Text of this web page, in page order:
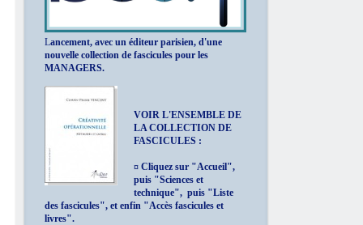
Lancement, avec un éditeur parisien, d'une
nouvelle collection de fascicules pour les
MANAGERS.
VOIR L'ENSEMBLE DE
LA COLLECTION DE
FASCICULES :
¤ Cliquez sur "Accueil",
puis "Sciences et
technique", puis "Liste
des fascicules", et enfin "Accès fascicules et
livres".